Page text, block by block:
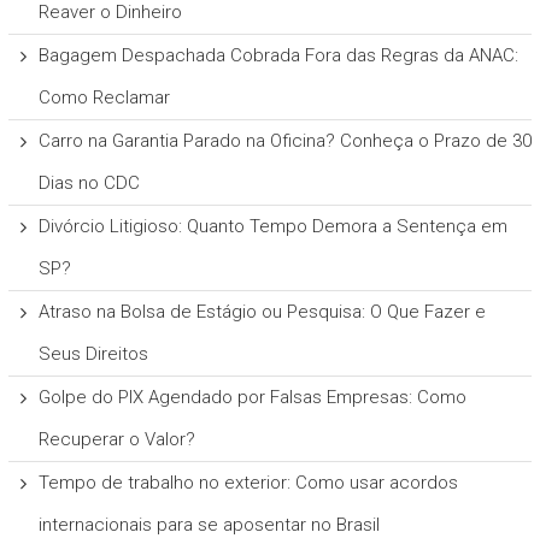
Reaver o Dinheiro
Bagagem Despachada Cobrada Fora das Regras da ANAC:
Como Reclamar
Carro na Garantia Parado na Oficina? Conheça o Prazo de 30
Dias no CDC
Divórcio Litigioso: Quanto Tempo Demora a Sentença em
SP?
Atraso na Bolsa de Estágio ou Pesquisa: O Que Fazer e
Seus Direitos
Golpe do PIX Agendado por Falsas Empresas: Como
Recuperar o Valor?
Tempo de trabalho no exterior: Como usar acordos
internacionais para se aposentar no Brasil